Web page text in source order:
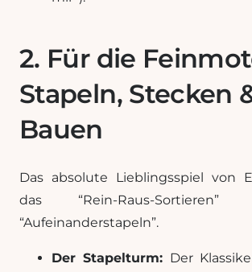
2. Für die
Stapeln, Stecken
Bauen
Das absolute Lieblingsspiel von
das “Rein-Raus-
“Aufeinanderstapeln”.
Der Stapelturm: Der